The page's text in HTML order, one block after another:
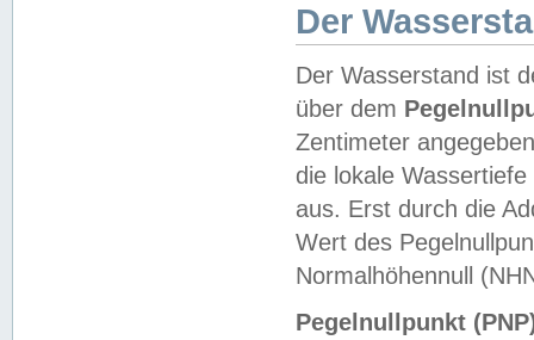
Der
Der Wasserstand ist
über dem
Zentimeter
die lokale
aus. Erst durch die
Wert des
Normalhöhennull
Pegelnullpunkt